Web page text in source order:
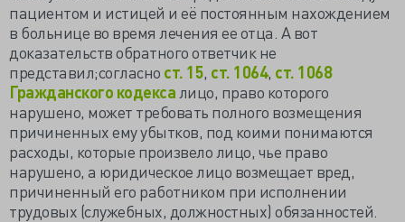
пациентом и истицей и её постоянным нахождением
в больнице во время лечения ее отца. А вот
доказательств обратного ответчик не
представил;согласно ст. 15, ст. 1064, ст. 1068
Гражданского кодекса лицо, право которого
нарушено, может требовать полного возмещения
причиненных ему убытков, под коими понимаются
расходы, которые произвело лицо, чье право
нарушено, а юридическое лицо возмещает вред,
причиненный его работником при исполнении
трудовых (служебных, должностных) обязанностей.